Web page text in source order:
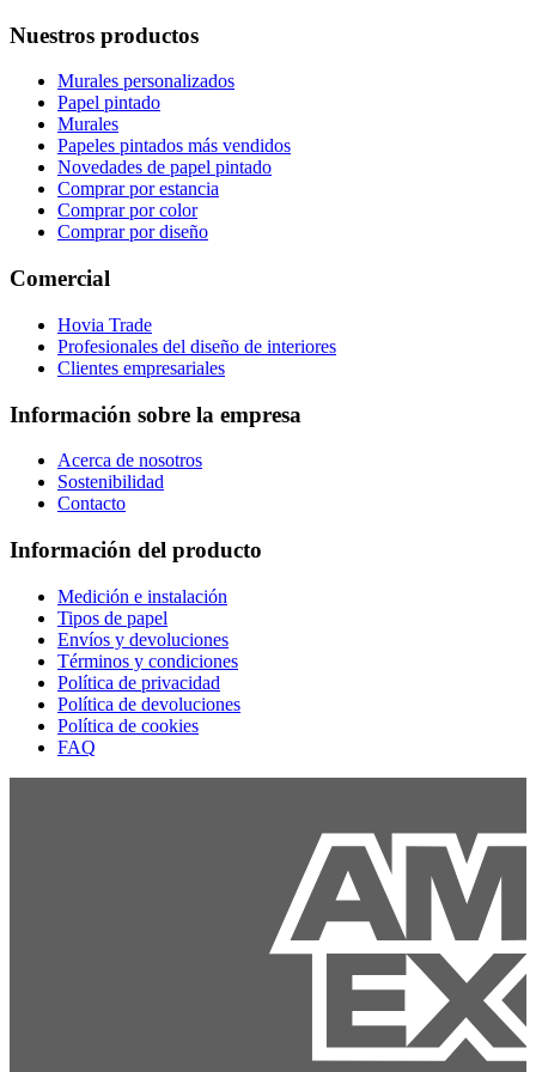
Nuestros productos
Murales personalizados
Papel pintado
Murales
Papeles pintados más vendidos
Novedades de papel pintado
Comprar por estancia
Comprar por color
Comprar por diseño
Comercial
Hovia Trade
Profesionales del diseño de interiores
Clientes empresariales
Información sobre la empresa
Acerca de nosotros
Sostenibilidad
Contacto
Información del producto
Medición e instalación
Tipos de papel
Envíos y devoluciones
Términos y condiciones
Política de privacidad
Política de devoluciones
Política de cookies
FAQ